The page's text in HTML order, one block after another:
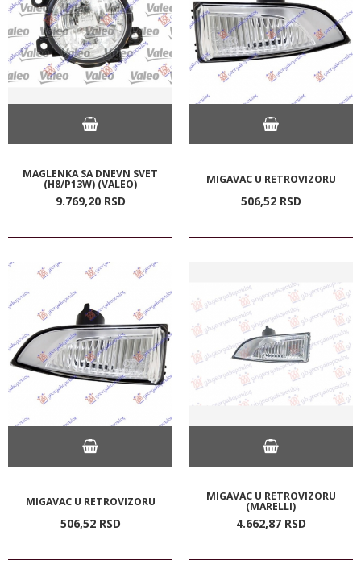
MAGLENKA SA DNEVN SVET
(H8/P13W) (VALEO)
9.769,20 RSD
MIGAVAC U RETROVIZORU
506,52 RSD
MIGAVAC U RETROVIZORU
506,52 RSD
MIGAVAC U RETROVIZORU
(MARELLI)
4.662,87 RSD